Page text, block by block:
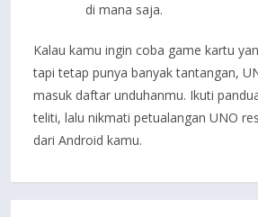
di mana saja.
Kalau kamu ingin coba game kartu
tapi tetap punya banyak tantangan,
masuk daftar unduhanmu. Ikuti
teliti, lalu nikmati petualangan UNO
dari Android kamu.